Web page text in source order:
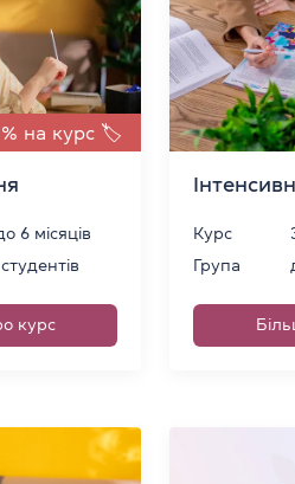
на курс 🏷️
6 місяців
курс
Курс
Група